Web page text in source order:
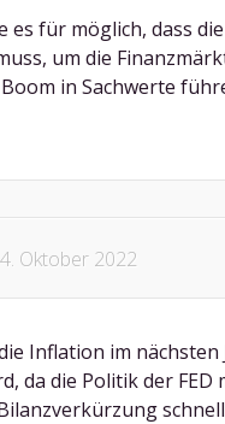
es für möglich, dass
um die
in Sachwerte
Oktober 2022
Inflation im
da die Politik der FED